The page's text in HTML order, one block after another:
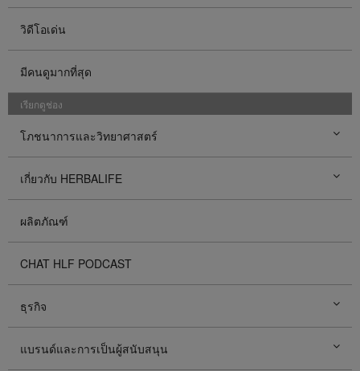
วิดีโอเด่น
มีคนดูมากที่สุด
เรียกดูช่อง
โภชนาการและวิทยาศาสตร์
เกี่ยวกับ HERBALIFE
ผลิตภัณฑ์
CHAT HLF PODCAST
ธุรกิจ
แบรนด์และการเป็นผู้สนับสนุน